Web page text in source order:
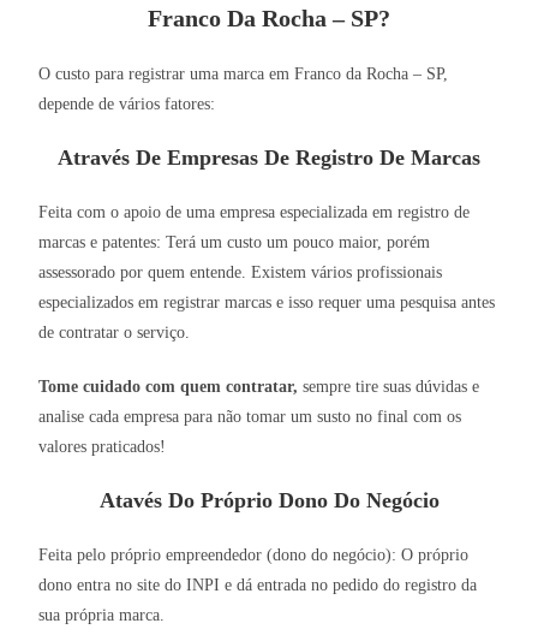
Franco Da Rocha – SP?
O custo para registrar uma marca em Franco da Rocha – SP,
depende de vários fatores:
Através De Empresas De Registro De Marcas
Feita com o apoio de uma empresa especializada em registro de
marcas e patentes: Terá um custo um pouco maior, porém
assessorado por quem entende. Existem vários profissionais
especializados em registrar marcas e isso requer uma pesquisa antes
de contratar o serviço.
Tome cuidado com quem contratar, sempre tire suas dúvidas e
analise cada empresa para não tomar um susto no final com os
valores praticados!
Atavés Do Próprio Dono Do Negócio
Feita pelo próprio empreendedor (dono do negócio): O próprio
dono entra no site do INPI e dá entrada no pedido do registro da
sua própria marca.